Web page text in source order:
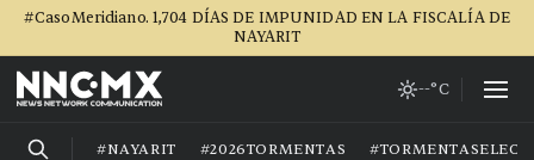
#CasoMeridiano. 1,704 DÍAS DE IMPUNIDAD EN LA FISCALÍA DE
NAYARIT
--°C
#NAYARIT #2026TORMENTAS